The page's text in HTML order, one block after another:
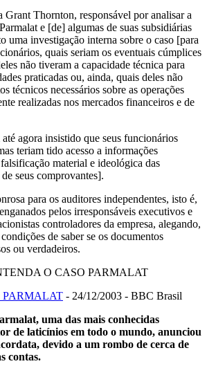
Grant Thornton, responsável por analisar a
e [de] algumas de suas subsidiárias
uma investigação interna sobre o caso [para
quais seriam os eventuais cúmplices
não tiveram a capacidade técnica para
praticadas ou, ainda, quais deles não
técnicos necessários sobre as operações
realizadas nos mercados financeiros e de
agora insistido que seus funcionários
teriam tido acesso a informações
material e ideológica das
seus comprovantes].
para os auditores independentes, isto é,
pelos irresponsáveis executivos e
controladores da empresa, alegando,
de saber se os documentos
ou verdadeiros.
O CASO PARMALAT
PARMALAT - 24/12/2003 - BBC Brasil
uma das mais conhecidas
de laticínios em todo o mundo, anunciou
devido a um rombo de cerca de
contas.